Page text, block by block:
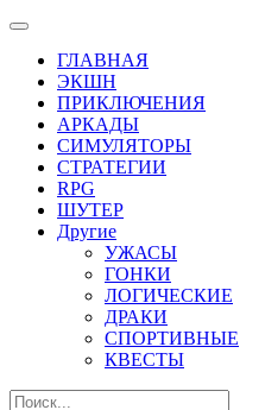
ГЛАВНАЯ
ЭКШН
ПРИКЛЮЧЕНИЯ
АРКАДЫ
СИМУЛЯТОРЫ
СТРАТЕГИИ
RPG
ШУТЕР
Другие
УЖАСЫ
ГОНКИ
ЛОГИЧЕСКИЕ
ДРАКИ
СПОРТИВНЫЕ
КВЕСТЫ